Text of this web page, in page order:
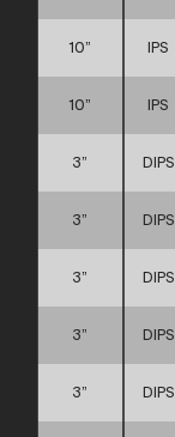
10” IPS
10” IPS
3” DIPS
3” DIPS
3” DIPS
3” DIPS
3” DIPS